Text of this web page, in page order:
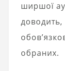
ширшої
обраних.